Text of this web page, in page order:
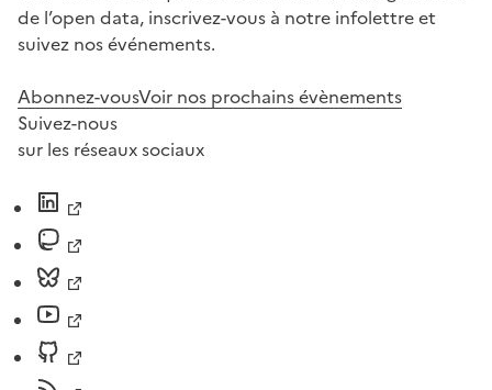
de l’open data, inscrivez-vous à notre infolettre et
suivez nos événements.
Abonnez-vousVoir nos prochains évènements
Suivez-nous
sur les réseaux sociaux